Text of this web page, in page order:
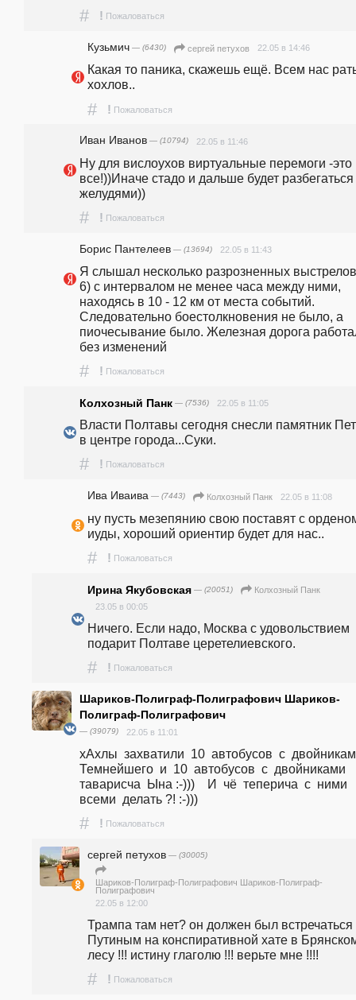
# ! Пожаловаться
Кузьмич — (6430) сергей петухов 22.05 в 14:46
Какая то паника, скажешь ещё. Всем нас
хохлов..
# ! Пожаловаться
Иван Иванов — (10794) 22.05 в 11:46
Ну для вислоухов виртуальные перемоги -это
все!))Иначе стадо и дальше будет разбегаться
желудями))
# ! Пожаловаться
Борис Пантелеев — (13694) 22.05 в 11:43
Я слышал несколько разрозненных
6) с интервалом не менее часа между ними,
находясь в 10 - 12 км от места событий.
Следовательно боестолкновения не было, а
пиочесывание было. Железная дорога
без изменений
# ! Пожаловаться
Колхозный Панк — (7536) 22.05 в 11:05
Власти Полтавы сегодня снесли памятник
в центре города...Суки.
# ! Пожаловаться
Ива Иваива — (7443) Колхозный Панк 22.05 в 11:08
ну пусть мезепянию свою поставят с
иуды, хороший ориентир будет для нас..
# ! Пожаловаться
Ирина Якубовская — (20051)
Колхозный Панк
23.05 в 00:05
Ничего. Если надо, Москва с удовольствием
подарит Полтаве церетелиевского.
# ! Пожаловаться
Шариков-Полиграф-Полиграфович Шариков-
Полиграф-Полиграфович
— (39079) 22.05 в 11:01
хАхлы  захватили  10  автобусов  с
Темнейшего  и  10  автобусов  с  двойниками
таварисча  Ына :-)))    И  чё  теперича  с  ними
всеми  делать ?! :-)))
# ! Пожаловаться
сергей петухов — (30005)
Шариков-Полиграф-Полиграфович Шариков-Полиграф-
Полиграфович
22.05 в 12:00
Трампа там нет? он должен был встречаться
Путиным на конспиративной хате в
лесу !!! истину глаголю !!! верьте мне !!!!
# ! Пожаловаться